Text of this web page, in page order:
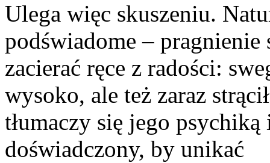
Ulega więc skuszeniu.
podświadome –
zacierać ręce z radości:
wysoko, ale też zaraz
tłumaczy się jego
doświadczony, by unikać